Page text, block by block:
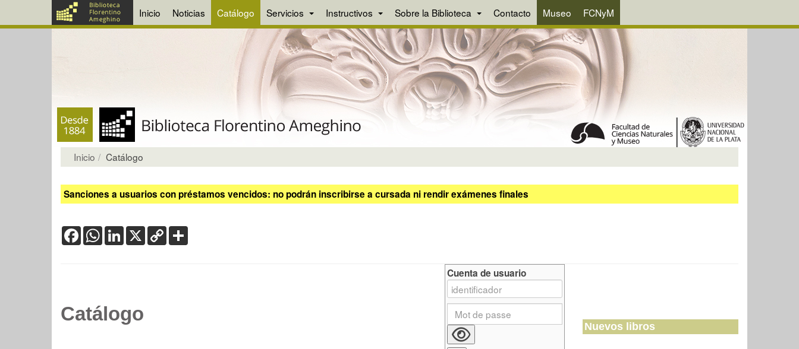
Inicio Noticias Catálogo Servicios Instructivos Sobre la Biblioteca Contacto Museo FCNyM
Inicio Catálogo
Sanciones a usuarios con préstamos vencidos: no podrán inscribirse a cursada ni rendir exámenes finales
FacebookWhatsApp
LinkedIn
X Copy
Link
Catálogo
Cuenta de usuario
Nuevos libros